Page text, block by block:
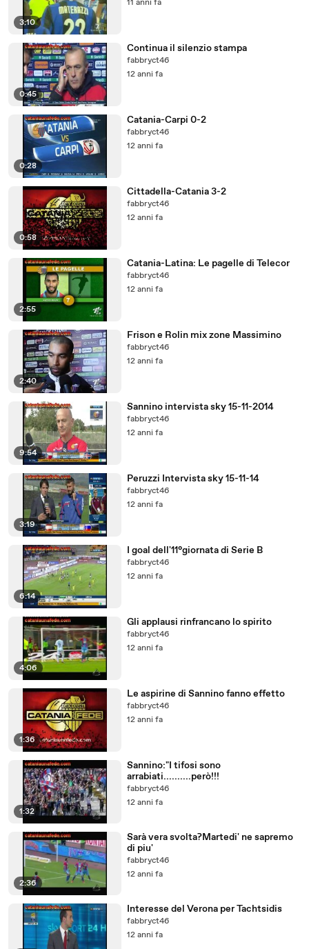
3:10
11 anni fa
0:45
Continua il silenzio stampa
fabbryct46
12 anni fa
0:28
Catania-Carpi 0-2
fabbryct46
12 anni fa
0:58
Cittadella-Catania 3-2
fabbryct46
12 anni fa
2:55
Catania-Latina: Le pagelle di Telecor
fabbryct46
12 anni fa
2:40
Frison e Rolin mix zone Massimino
fabbryct46
12 anni fa
9:54
Sannino intervista sky 15-11-2014
fabbryct46
12 anni fa
3:19
Peruzzi Intervista sky 15-11-14
fabbryct46
12 anni fa
6:14
I goal dell'11°giornata di Serie B
fabbryct46
12 anni fa
4:06
Gli applausi rinfrancano lo spirito
fabbryct46
12 anni fa
1:36
Le aspirine di Sannino fanno effetto
fabbryct46
12 anni fa
1:32
Sannino:"I tifosi sono
arrabiati..........però!!!
fabbryct46
12 anni fa
2:36
Sarà vera svolta?Martedi' ne sapremo
di piu'
fabbryct46
12 anni fa
Interesse del Verona per Tachtsidis
fabbryct46
12 anni fa